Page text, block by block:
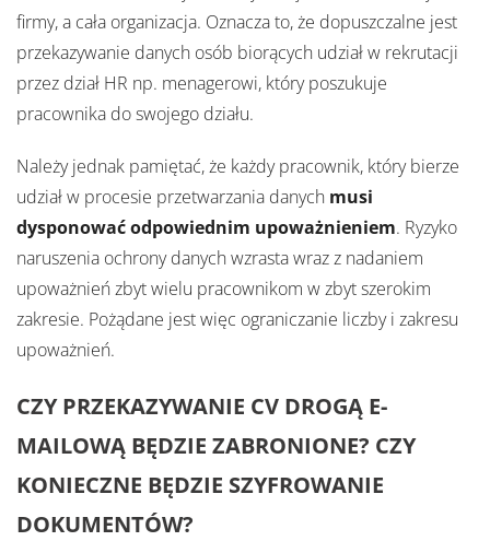
firmy, a cała organizacja. Oznacza to, że dopuszczalne jest
przekazywanie danych osób biorących udział w rekrutacji
przez dział HR np. menagerowi, który poszukuje
pracownika do swojego działu.
Należy jednak pamiętać, że każdy pracownik, który bierze
udział w procesie przetwarzania danych musi
dysponować odpowiednim upoważnieniem. Ryzyko
naruszenia ochrony danych wzrasta wraz z nadaniem
upoważnień zbyt wielu pracownikom w zbyt szerokim
zakresie. Pożądane jest więc ograniczanie liczby i zakresu
upoważnień.
CZY PRZEKAZYWANIE CV DROGĄ E-
MAILOWĄ BĘDZIE ZABRONIONE? CZY
KONIECZNE BĘDZIE SZYFROWANIE
DOKUMENTÓW?